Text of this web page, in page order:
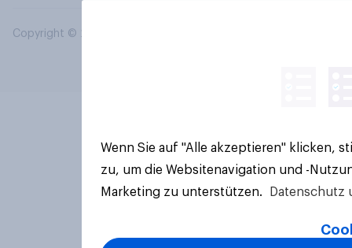
Copyright © 2026 YouGov PLC. Alle Rechte vorbehalten.
Wenn Sie auf "Alle akzeptieren" klicken,
zu, um die Websitenavigation und -
Marketing zu unterstützen.
Datenschutz